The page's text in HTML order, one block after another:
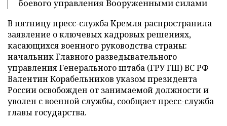
боевого управления Вооруженными силами
В пятницу пресс-служба Кремля распространила
заявление о ключевых кадровых решениях,
касающихся военного руководства страны:
начальник Главного разведывательного
управления Генерального штаба (ГРУ ГШ) ВС РФ
Валентин Корабельников указом президента
России освобожден от занимаемой должности и
уволен с военной службы, сообщаетпресс-служба
главы государства.